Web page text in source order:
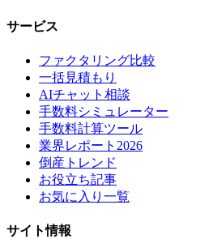
サービス
ファクタリング比較
一括見積もり
AIチャット相談
手数料シミュレーター
手数料計算ツール
業界レポート2026
倒産トレンド
お役立ち記事
お気に入り一覧
サイト情報